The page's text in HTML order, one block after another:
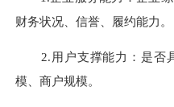
财务状况、信誉、履约能力。
2.用户支撑能力：是否
模、商户规模。